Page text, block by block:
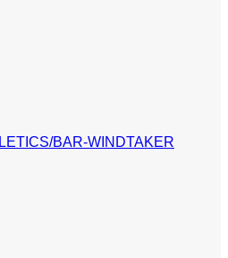
BAR-WINDTAKER